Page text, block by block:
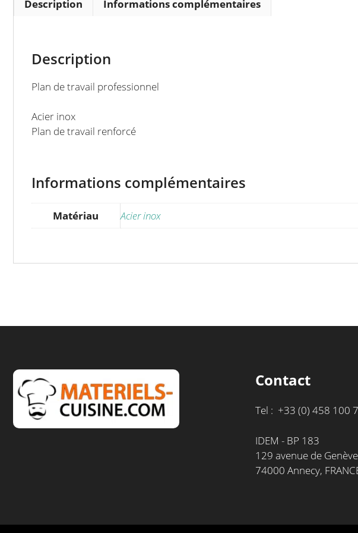
Description Informations complémentaires
Description
Plan de travail professionnel
Acier inox
Plan de travail renforcé
Informations complémentaires
Matériau Acier inox
Contact
Tel : +33 (0) 458 100
IDEM - BP 183
129 avenue de Genève
74000 Annecy,